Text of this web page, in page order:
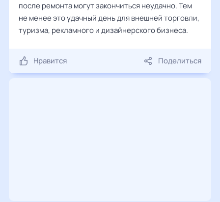
после ремонта могут закончиться неудачно. Тем
не менее это удачный день для внешней торговли,
туризма, рекламного и дизайнерского бизнеса.
Нравится Поделиться